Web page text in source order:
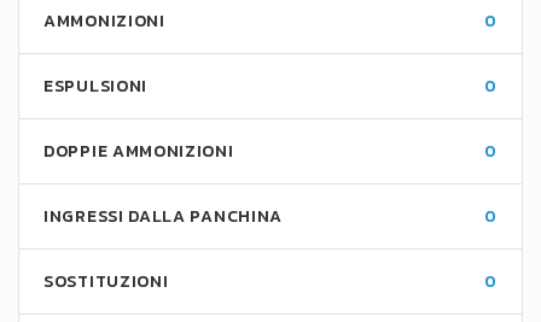
AMMONIZIONI 0
ESPULSIONI 0
DOPPIE AMMONIZIONI 0
INGRESSI DALLA PANCHINA 0
SOSTITUZIONI 0